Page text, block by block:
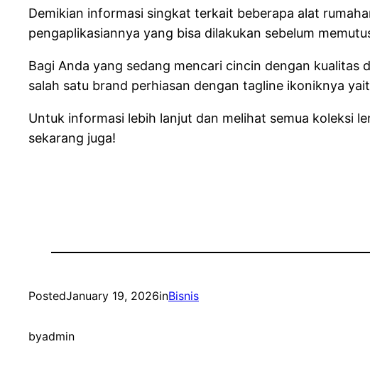
Demikian informasi singkat terkait beberapa alat
pengaplikasiannya yang bisa dilakukan sebelum
Bagi Anda yang sedang mencari cincin dengan kualitas
salah satu brand perhiasan dengan tagline ikoniknya
Untuk informasi lebih lanjut dan melihat semua koleksi
sekarang juga!
PostedJanuary 19, 2026inBisnis
byadmin